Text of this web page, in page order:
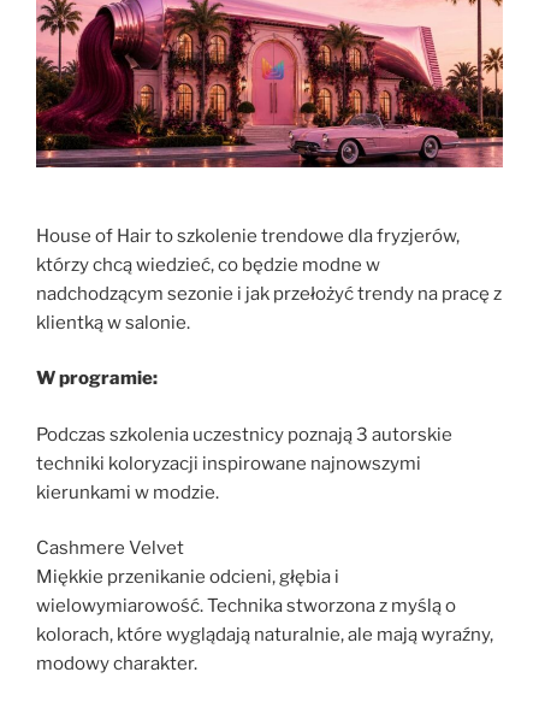
House of Hair to szkolenie trendowe dla fryzjerów,
którzy chcą wiedzieć, co będzie modne w
nadchodzącym sezonie i jak przełożyć trendy na pracę z
klientką w salonie.
W programie:
Podczas szkolenia uczestnicy poznają 3 autorskie
techniki koloryzacji inspirowane najnowszymi
kierunkami w modzie.
Cashmere Velvet
Miękkie przenikanie odcieni, głębia i
wielowymiarowość. Technika stworzona z myślą o
kolorach, które wyglądają naturalnie, ale mają wyraźny,
modowy charakter.